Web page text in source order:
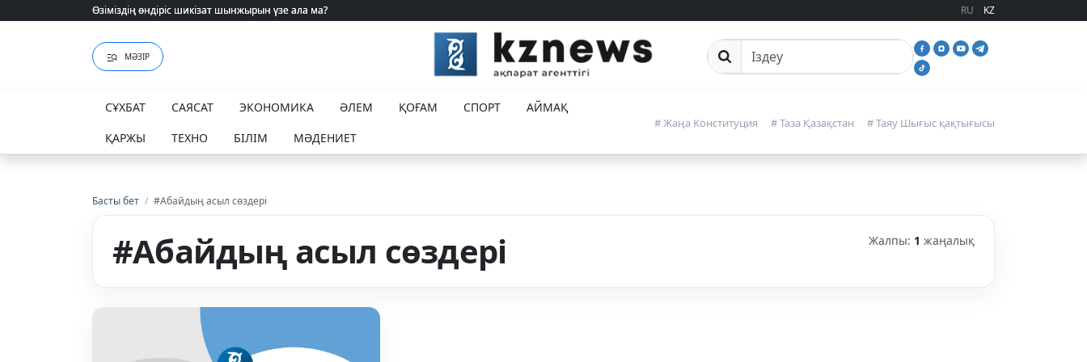
Өзіміздің өндіріс шикізат шынжырын үзе ала ма?
Өзіміздің өндіріс шикізат шынжырын үзе ала ма? RU KZ
МӘЗІР Сайттан іздеу
СҰХБАТ САЯСАТ ЭКОНОМИКА ӘЛЕМ ҚОҒАМ СПОРТ
АЙМАҚ
ҚАРЖЫ
ТЕХНО БІЛІМ МӘДЕНИЕТ
# Жаңа Конституция # Таза Қазақстан # Таяу Шығыс қақтығысы
Басты бет / #Абайдың асыл сөздері
#Абайдың асыл сөздері Жалпы: 1 жаңалық